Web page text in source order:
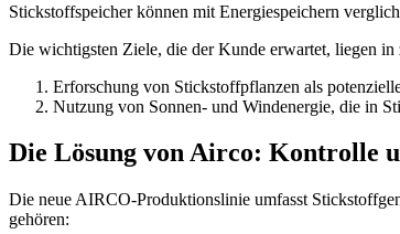
Stickstoffspeicher können mit Energiespeichern
Die wichtigsten Ziele, die der Kunde erwartet, liegen in
Erforschung von Stickstoffpflanzen als
Nutzung von Sonnen- und Windenergie, die in
Die Lösung von Airco: Kontrolle
Die neue AIRCO-Produktionslinie umfasst
gehören: